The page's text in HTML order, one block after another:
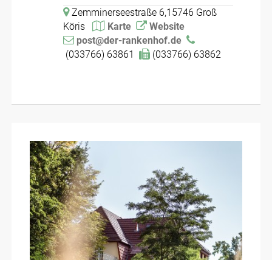
Zemminerseestraße 6,15746 Groß
Köris
Karte
Website
post@der-rankenhof.de
(033766) 63861
(033766) 63862